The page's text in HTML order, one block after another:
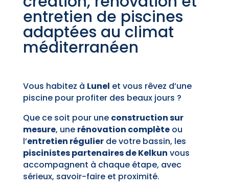
entretien de piscines
adaptées au climat
méditerranéen
Vous habitez à Lunel et vous rêvez d’une
piscine pour profiter des beaux jours ?
Que ce soit pour une construction sur
mesure, une rénovation complèteou
l’entretien régulierde votre bassin, les
piscinistes partenaires de Kelkun vous
accompagnent à chaque étape, avec
sérieux, savoir-faire et proximité.